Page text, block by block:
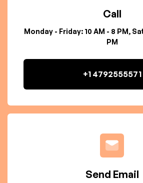
Call
Monday - Friday: 10 AM - 8 PM,
PM
+1 4792555571
Send Email